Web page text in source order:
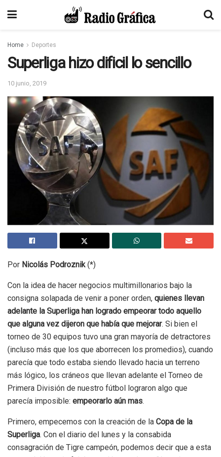
Home Deportes
Superliga hizo dificil lo sencillo
10 junio, 2019
Por Nicolás Podroznik(*)
Con la idea de hacer negocios multimillonarios bajo la
consigna solapada de venir a poner orden, quienes llevan
adelante la Superliga han logrado empeorar todo aquello
que alguna vez dijeron que había que mejorar. Si bien el
torneo de 30 equipos tuvo una gran mayoría de detractores
(incluso más que los que aborrecen los promedios), cuando
parecía que todo estaba siendo llevado hacia un terreno
más lógico, los cráneos que llevan adelante el Torneo de
Primera División de nuestro fútbol lograron algo que
parecía imposible: empeorarlo aún mas.
Primero, empecemos con la creación de la Copa de la
Superliga. Con el diario del lunes y la consabida
consagración de Tigre campeón, podemos decir que a esta